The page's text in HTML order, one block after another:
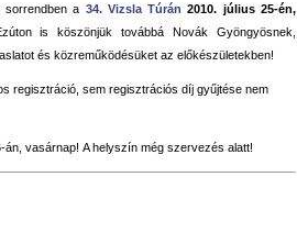
sorrendben a 34. Vizsla Túrán 2010. július 25-én,
is köszönjük továbbá Novák Gyöngyösnek,
és közreműködésüket az előkészületekben!
regisztráció, sem regisztrációs díj gyűjtése nem
vasárnap! A helyszín még szervezés alatt!